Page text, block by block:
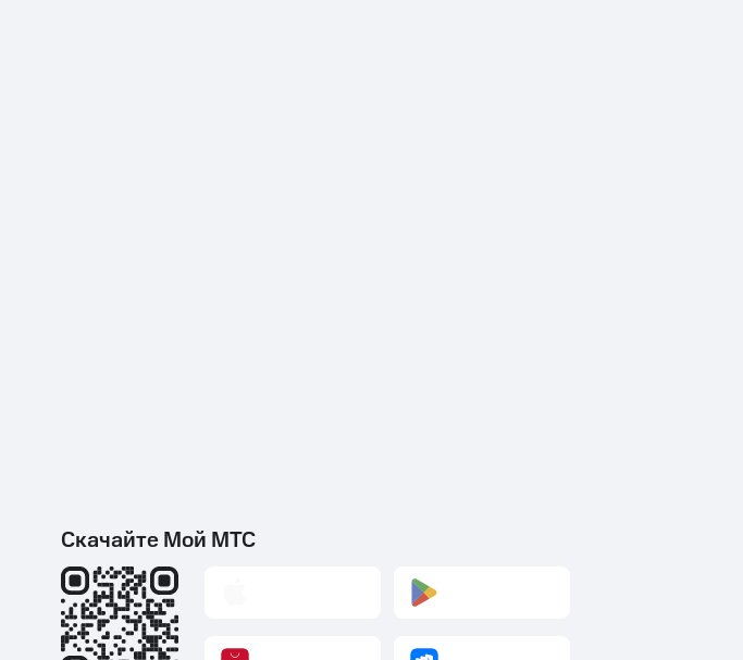
Скачайте Мой МТС